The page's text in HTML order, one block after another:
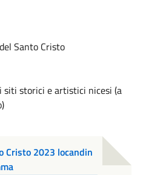
Santo Cristo
storici e artistici nicesi (a
Cristo 2023 locandin